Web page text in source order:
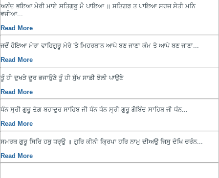
ਅਨੰਦੁ ਭਇਆ ਮੇਰੀ ਮਾਏ ਸਤਿਗੁਰੂ ਮੈ ਪਾਇਆ ॥ ਸਤਿਗੁਰੁ ਤ ਪਾਇਆ ਸਹਜ ਸੇਤੀ ਮਨਿ
ਵਜੀਆ...
Read More
ਜਦੋਂ ਹੋਇਆ ਮੇਰਾ ਵਾਹਿਗੁਰੂ ਮੇਰੇ 'ਤੇ ਮਿਹਰਬਾਨ ਆਪੇ ਬਣ ਜਾਣਾ ਕੰਮ ਤੇ ਆਪੇ ਬਣ ਜਾਣਾ...
Read More
ਤੂੰ ਹੀ ਦੁਖੜੇ ਦੂਰ ਭਜਾਉਣੇ ਤੂੰ ਹੀ ਸੁੱਖ ਸਾਡੀ ਝੋਲੀ ਪਾਉਣੇ
Read More
ਧੰਨ ਸ੍ਰੀ ਗੁਰੂ ਤੇਗ਼ ਬਹਾਦੁਰ ਸਾਹਿਬ ਜੀ ਧੰਨ ਧੰਨ ਸ੍ਰੀ ਗੁਰੂ ਗੋਬਿੰਦ ਸਾਹਿਬ ਜੀ ਧੰਨ...
Read More
ਸਮਰਥ ਗੁਰੂ ਸਿਰਿ ਹਥੁ ਧਰੵਉ ॥ ਗੁਰਿ ਕੀਨੀ ਕ੍ਰਿਪਾ ਹਰਿ ਨਾਮੁ ਦੀਅਉ ਜਿਸੁ ਦੇਖਿ ਚਰੰਨ...
Read More